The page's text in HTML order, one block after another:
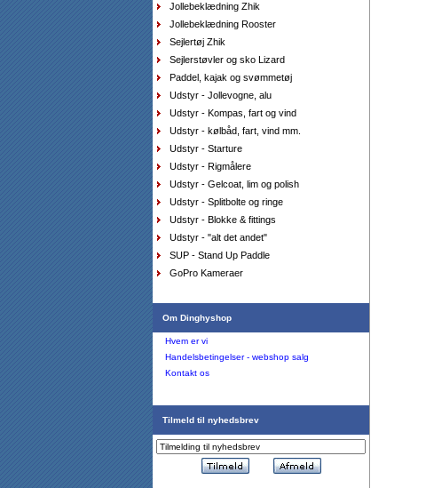
brown/cognac
DKK
1.199,00
DKK 975,00
DKK1.398,00
DKK699,00
Jollebeklædning Zhik
Jollebeklædning Rooster
Sejlertøj Zhik
Sejlerstøvler og sko Lizard
Paddel, kajak og svømmetøj
Udstyr - Jollevogne, alu
Udstyr - Kompas, fart og vind
Udstyr - kølbåd, fart, vind mm.
Udstyr - Starture
Udstyr - Rigmålere
Udstyr - Gelcoat, lim og polish
Udstyr - Splitbolte og ringe
Udstyr - Blokke & fittings
Udstyr - "alt det andet"
SUP - Stand Up Paddle
GoPro Kameraer
Om Dinghyshop
Hvem er vi
Handelsbetingelser - webshop salg
Kontakt os
Tilmeld til nyhedsbrev